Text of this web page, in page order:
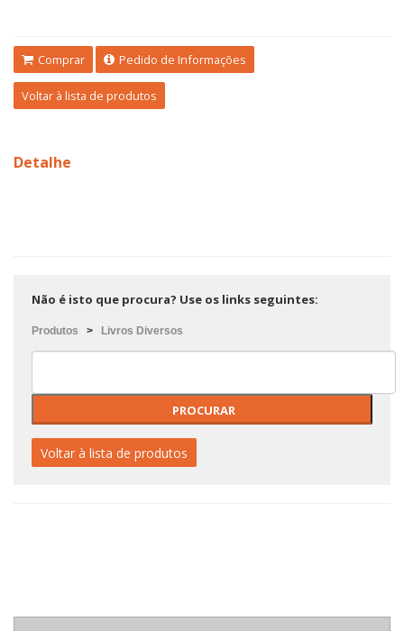
Comprar Pedido de Informações
Voltar à lista de produtos
Detalhe
Não é isto que procura? Use os links seguintes:
Produtos > Livros Diversos
Voltar à lista de produtos